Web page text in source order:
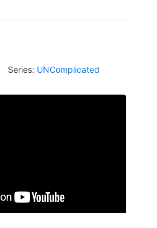
Series: UNComplicated